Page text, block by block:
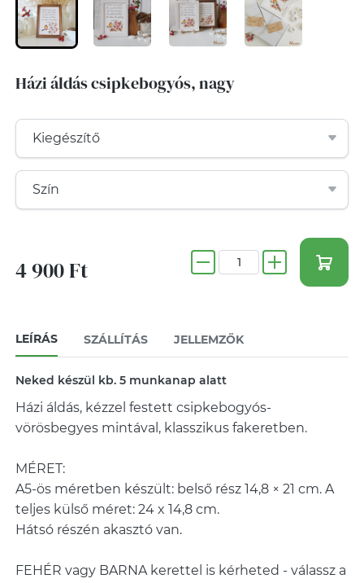
Házi áldás csipkebogyós, nagy
4 900 Ft
LEÍRÁS SZÁLLÍTÁS JELLEMZŐK
Neked készül kb. 5 munkanap alatt
Házi áldás, kézzel festett csipkebogyós-
vörösbegyes mintával, klasszikus fakeretben.
MÉRET:
A5-ös méretben készült: belső rész 14,8 × 21 cm. A
teljes külső méret: 24 x 14,8 cm.
Hátsó részén akasztó van.
FEHÉR vagy BARNA kerettel is kérheted - válassz a